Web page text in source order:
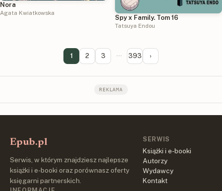
Nora
Agata Kwiatkowska
Spy x Family. Tom 16
Tatsuya Endou
1 2 3 ··· 393 ›
REKLAMA
Epub.pl
Serwis, w którym znajdziesz najlepsze
książki i e-booki oraz porównasz oferty
księgarni partnerskich.
SERWIS
Książki i e-booki
Autorzy
Wydawcy
Kontakt